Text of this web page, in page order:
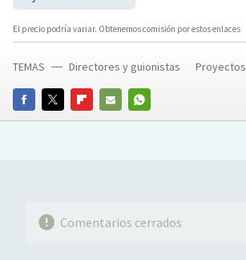
El precio podría variar. Obtenemos comisión por estos enlaces
FACEBOOKTWITTERFLIPBOARD
E-
WHATSAPP
TEMAS Directores y guionistas Proyectos
Comentarios cerrados